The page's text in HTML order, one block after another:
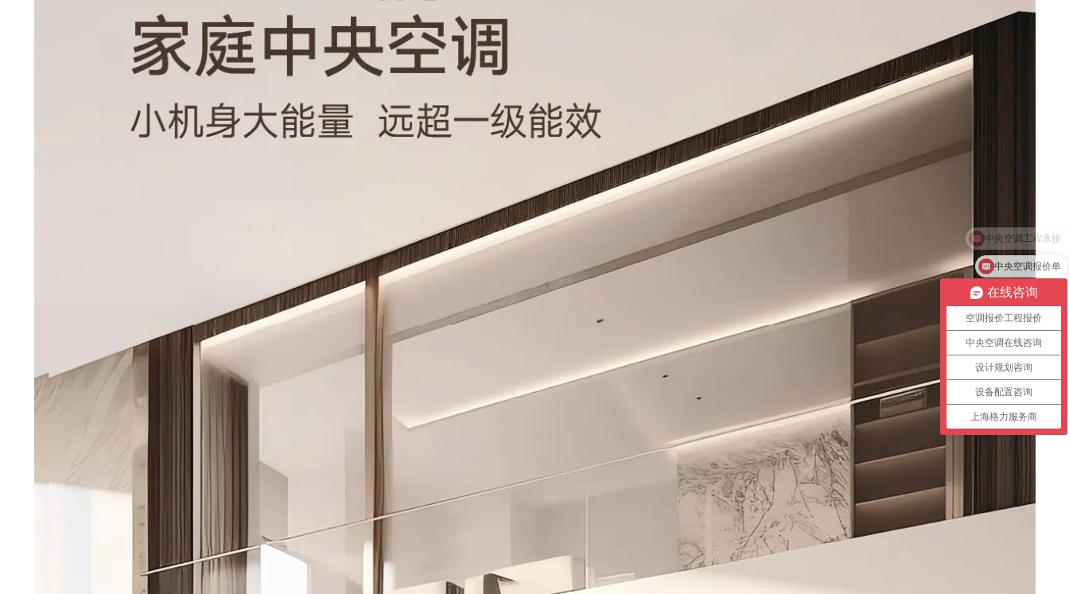
在线咨询
空调报价工程报价
中央空调在线咨询
设计规划咨询
设备配置咨询
上海格力服务商
中央空调报价单